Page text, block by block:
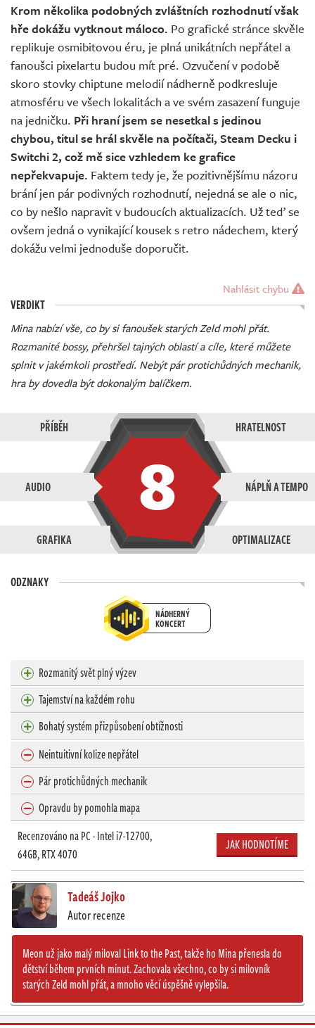
Krom několika podobných zvláštních rozhodnutí však
hře dokážu vytknout máloco. Po grafické stránce skvěle
replikuje osmibitovou éru, je plná unikátních nepřátel a
fanoušci pixelartu budou mít pré. Ozvučení v podobě
skoro stovky chiptune melodií nádherně podkresluje
atmosféru ve všech lokalitách a ve svém zasazení funguje
na jedničku. Při hraní jsem se nesetkal s jedinou
chybou, titul se hrál skvěle na počítači, Steam Decku i
Switchi 2, což mě sice vzhledem ke grafice
nepřekvapuje. Faktem tedy je, že pozitivnějšímu názoru
brání jen pár podivných rozhodnutí, nejedná se ale o nic,
co by nešlo napravit v budoucích aktualizacích. Už teď se
ovšem jedná o vynikající kousek s retro nádechem, který
dokážu velmi jednoduše doporučit.
Nahlásit chybu
VERDIKT
Mina nabízí vše, co by si fanoušek starých Zeld mohl přát.
Rozmanité bossy, přehršel tajných oblastí a cíle, které můžete
splnit v jakémkoli prostředí. Nebýt pár protichůdných mechanik,
hra by dovedla být dokonalým balíčkem.
8
PŘÍBĚH HRATELNOST
NÁPLŇ A TEMPO
OPTIMALIZACE
GRAFIKA
AUDIO
ODZNAKY
NÁDHERNÝ
KONCERT
Rozmanitý svět plný výzev
Tajemství na každém rohu
Bohatý systém přizpůsobení obtížnosti
Neintuitivní kolize nepřátel
Pár protichůdných mechanik
Opravdu by pomohla mapa
Recenzováno na PC - Intel i7-12700,
64GB, RTX 4070
JAK HODNOTÍME
Tadeáš Jojko
Autor recenze
Meon už jako malý miloval Link to the Past, takže ho Mina přenesla do
dětství během prvních minut. Zachovala všechno, co by si milovník
starých Zeld mohl přát, a mnoho věcí úspěšně vylepšila.